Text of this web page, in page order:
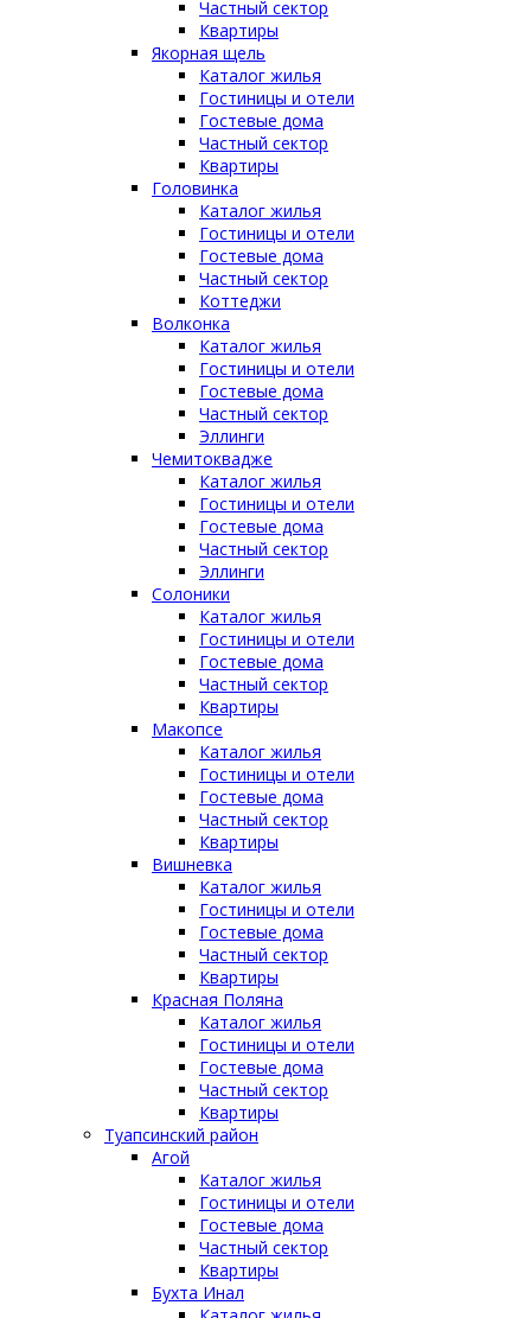
Частный сектор
Квартиры
Якорная щель
Каталог жилья
Гостиницы и отели
Гостевые дома
Частный сектор
Квартиры
Головинка
Каталог жилья
Гостиницы и отели
Гостевые дома
Частный сектор
Коттеджи
Волконка
Каталог жилья
Гостиницы и отели
Гостевые дома
Частный сектор
Эллинги
Чемитоквадже
Каталог жилья
Гостиницы и отели
Гостевые дома
Частный сектор
Эллинги
Солоники
Каталог жилья
Гостиницы и отели
Гостевые дома
Частный сектор
Квартиры
Макопсе
Каталог жилья
Гостиницы и отели
Гостевые дома
Частный сектор
Квартиры
Вишневка
Каталог жилья
Гостиницы и отели
Гостевые дома
Частный сектор
Квартиры
Красная Поляна
Каталог жилья
Гостиницы и отели
Гостевые дома
Частный сектор
Квартиры
Туапсинский район
Агой
Каталог жилья
Гостиницы и отели
Гостевые дома
Частный сектор
Квартиры
Бухта Инал